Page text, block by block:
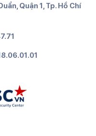
Quận 1, Tp. Hồ Chí